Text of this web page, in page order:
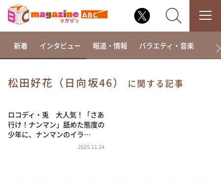
相席食堂
これ余談なんですけど・・・
～人生密着トークバラエティ！～ やすとものいたっ
新着 インタビュー 報道・情報 バラエティ・音楽 ド
松田好花（日向坂46） に関する記事
ロコディ・兎 大人気！「さあ
行け！ナンマン」舐めた態度の
少年に、ナンマンのイラ…
2025.11.24